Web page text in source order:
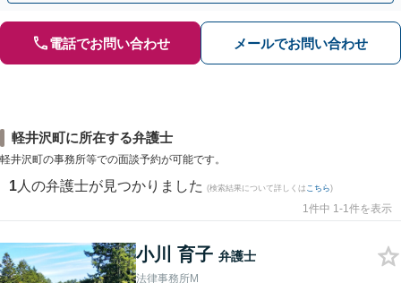
電話でお問い合わせ メールでお問い合わせ
軽井沢町に所在する弁護士
軽井沢町の事務所等での面談予約が可能です。
1 人の弁護士が見つかりました (検索結果について詳しくは こちら)
1件中 1-1件を表示
小川 育子 弁護士
法律事務所M